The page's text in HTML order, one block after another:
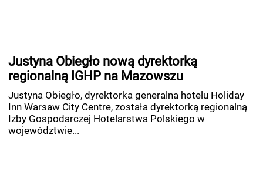
Justyna Obiegło nową dyrektorką
regionalną IGHP na Mazowszu
Justyna Obiegło, dyrektorka generalna hotelu Holiday
Inn Warsaw City Centre, została dyrektorką regionalną
Izby Gospodarczej Hotelarstwa Polskiego w
województwie...